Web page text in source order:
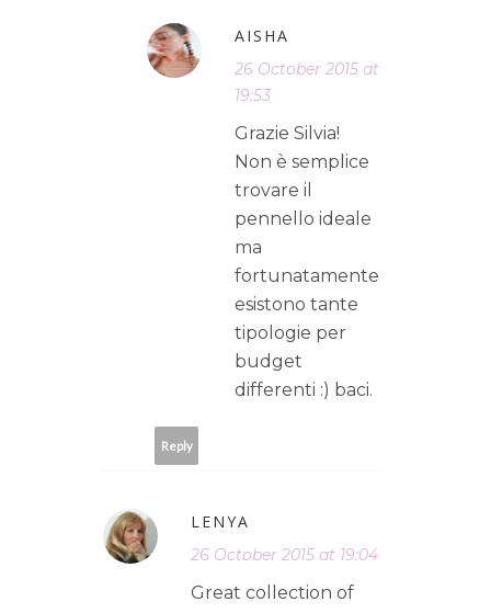
AISHA
26 October 2015 at
19:53
Grazie Silvia!
Non è semplice
trovare il
pennello ideale
ma
fortunatamente
esistono tante
tipologie per
budget
differenti :) baci.
Reply
LENYA
26 October 2015 at 19:04
Great collection of